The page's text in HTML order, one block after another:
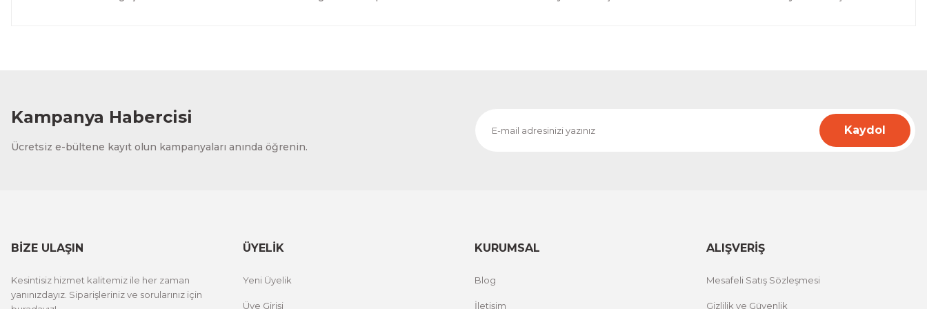
Kampanya Habercisi
Ücretsiz e-bültene kayıt olun kampanyaları anında öğrenin.
Kaydol
BİZE ULAŞIN
Kesintisiz hizmet kalitemiz ile her zaman
yanınızdayız. Siparişleriniz ve sorularınız için
ÜYELİK
Yeni Üyelik
Üye Girişi
KURUMSAL
Blog
İletişim
ALIŞVERİŞ
Mesafeli Satış Sözleşmesi
Gizlilik ve Güvenlik